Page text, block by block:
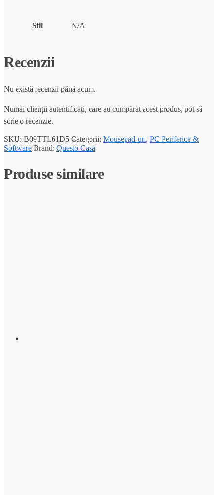
Stil N/A
Recenzii
Nu există recenzii până acum.
Numai clienții autentificați, care au cumpărat acest produs, pot să
scrie o recenzie.
SKU: B09TTL61D5 Categorii: Mousepad-uri, PC Periferice &
Software Brand: Questo Casa
Produse similare